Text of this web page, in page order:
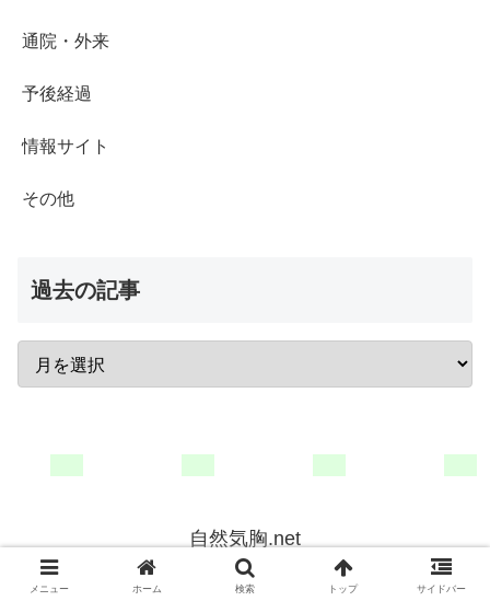
通院・外来
予後経過
情報サイト
その他
過去の記事
自然気胸.net
© 1993 自然気胸.net.
メニュー ホーム 検索 トップ サイドバー